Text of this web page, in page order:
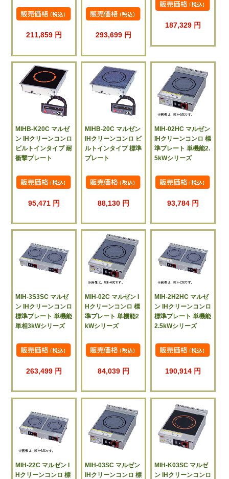
211,859 円 293,699 円
187,329 円
MIHB-K20C マルゼ
ン IHクリーンコンロ
ビルトインタイプ 耐
衝撃プレート
95,471 円
MIHB-20C マルゼン
IHクリーンコンロ ビ
ルトインタイプ 標準
プレート
88,130 円
MIH-02HC マルゼン
IHクリーンコンロ 標
準プレート 単機能2.
5kWシリーズ
93,784 円
MIH-3S3SC マルゼ
ン IHクリーンコンロ
標準プレート 単機能
単相3kWシリーズ
263,499 円
MIH-02C マルゼン I
Hクリーンコンロ 標
準プレート 単機能2
kWシリーズ
84,039 円
MIH-2H2HC マルゼ
ン IHクリーンコンロ
標準プレート 単機能
2.5kWシリーズ
190,914 円
MIH-22C マルゼン I
Hクリーンコンロ 標
MIH-03SC マルゼン
IHクリーンコンロ 標
MIH-K03SC マルゼ
ン IHクリーンコンロ